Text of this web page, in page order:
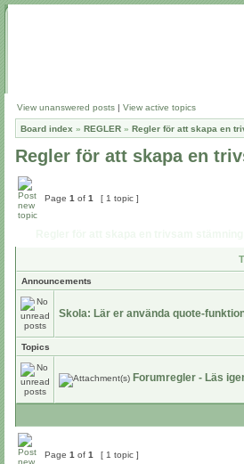
View unanswered posts | View active topics
Board index » REGLER » Regler för att skapa en
Regler för att skapa en
Page 1 of 1 [ 1 topic ]
Announcements
Skola: Lär er använda quote-
Topics
Forumregler - Läs
Page 1 of 1 [ 1 topic ]